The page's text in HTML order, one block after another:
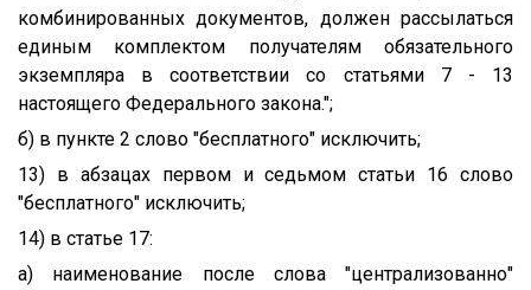
комбинированных документов, должен рассылаться
единым комплектом получателям обязательного
экземпляра в соответствии со статьями 7 - 13
настоящего Федерального закона.";
б) в пункте 2 слово "бесплатного" исключить;
13) в абзацах первом и седьмом статьи 16 слово
"бесплатного" исключить;
14) в статье 17:
а) наименование после слова "централизованно"